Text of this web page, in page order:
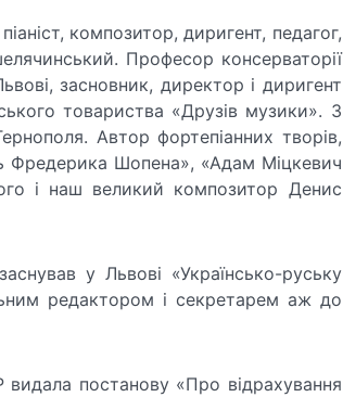
композитор, диригент, педагог,
Професор консерваторії
засновник, директор і диригент
товариства «Друзів музики». З
Автор фортепіанних творів,
Фредерика Шопена», «Адам Міцкевич
і наш великий композитор Денис
у Львові «Українсько-руську
редактором і секретарем аж до
постанову «Про відрахування